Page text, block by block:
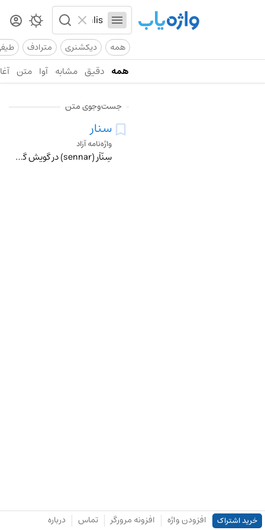
همه دیکشنری مترادف
همه دقیق مشابه آوا متن
جست‌وجوی متن
سنار
واژه‌نامه آزاد
سِنّاْر (sennar) در گویش گنابادی یعنی پول بی ارزش ، یک قرِان
خرید اشتراک افزودن واژه افزونه مرورگر تماس درباره